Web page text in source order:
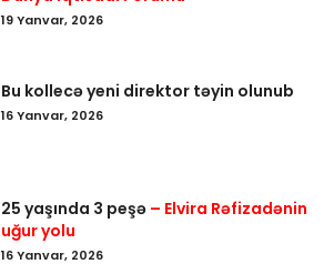
19 Yanvar, 2026
Bu kollecə yeni direktor təyin olunub
16 Yanvar, 2026
25 yaşında 3 peşə – Elvira Rəfizadənin
uğur yolu
16 Yanvar, 2026